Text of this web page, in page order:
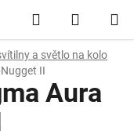
Hledat
KOŠÍK
a světlo na kolo
II
Aura